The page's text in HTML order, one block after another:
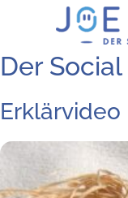
Der
Erklärvideo